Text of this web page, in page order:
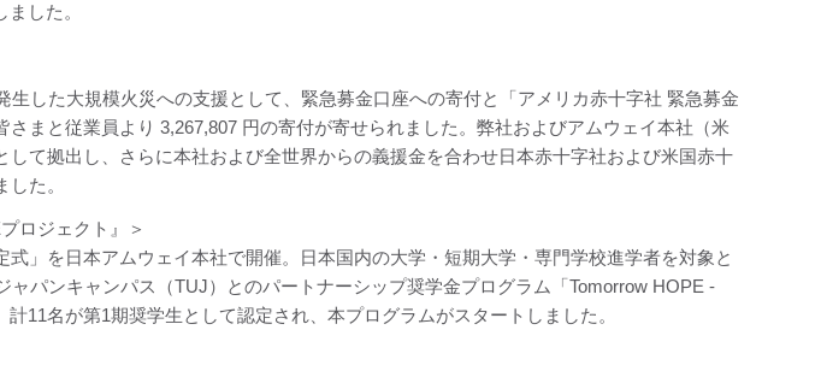
した。
生した大規模火災への支援として、緊急募金口座への寄付と「アメリカ赤十字社 緊急募金
まと従業員より 3,267,807 円の寄付が寄せられました。弊社およびアムウェイ本社（米
して拠出し、さらに本社および全世界からの義援金を合わせ日本赤十字社および米国赤十
た。
ロジェクト』＞
式」を日本アムウェイ本社で開催。日本国内の大学・短期大学・専門学校進学者を対象と
ャパンキャンパス（TUJ）とのパートナーシップ奨学金プログラム「Tomorrow HOPE -
11名が第1期奨学生として認定され、本プログラムがスタートしました。